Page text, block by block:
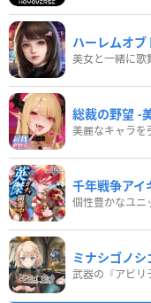
ハーレムオブ
美女と一緒に歌
総裁の野望 -
美麗なキャラを
千年戦争アイ
個性豊かなユニ
ミナシゴノシ